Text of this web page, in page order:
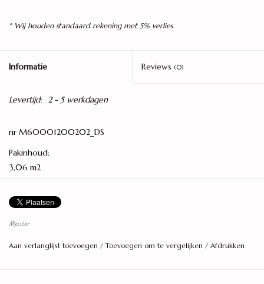
* Wij houden standaard rekening met 5% verlies
Informatie Reviews (0)
Levertijd: 2 - 5 werkdagen
nr M60001200202_DS
Pakinhoud:
3,06 m2
1,288 meter
Breedte:
Meister
Aan verlanglijst toevoegen /Toevoegen om te vergelijken / Afdrukken